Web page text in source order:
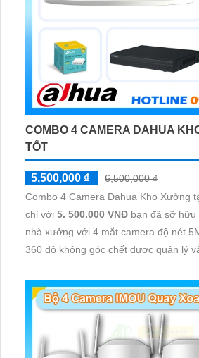
COMBO 4 CAMERA DAHUA
TỐT
5,500,000 ₫
6,500,000 ₫
Combo 4 Camera Dahua Kho Xưởng
chỉ với 5. 500.000 VNĐ bạn đã sỡ hữu
nhà xưởng với 4 mắt camera độ nét
360 độ không góc chết được quản lý